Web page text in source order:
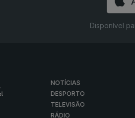
Disponível
NOTÍCIAS
DESPORTO
TELEVISÃO
RÁDIO